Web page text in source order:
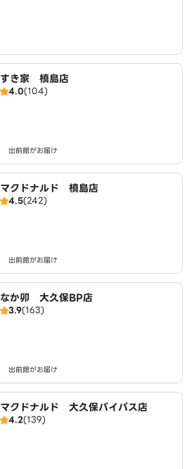
すき家 槙島店
4.0(104)
出前館がお届け
マクドナルド 槙島店
4.5(242)
出前館がお届け
なか卯 大久保BP店
3.9(163)
出前館がお届け
マクドナルド 大久保バイパス店
4.2(139)